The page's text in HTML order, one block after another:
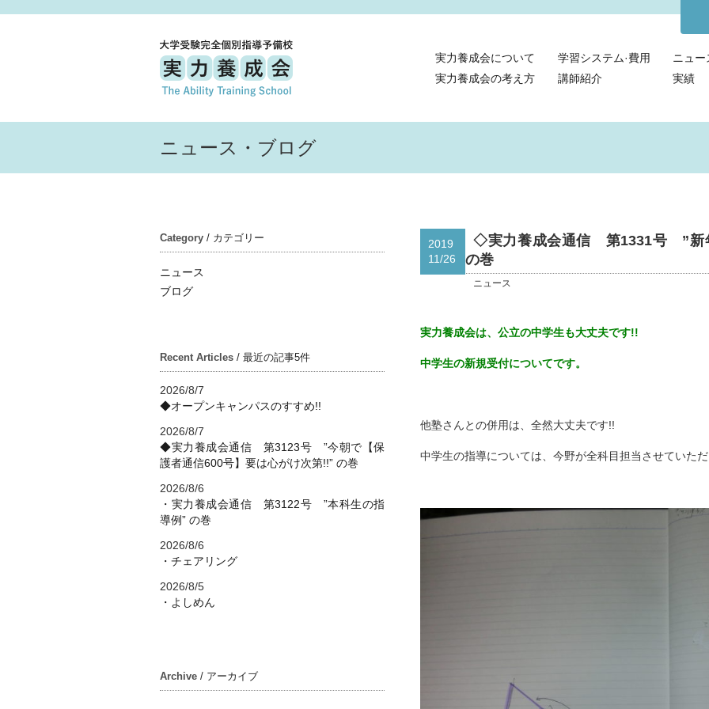
実力養成会について 学習システム·費用
ニュー
実力養成会の考え方
講師紹介 実績
ニュース・ブログ
Category / カテゴリー
ニュース
ブログ
Recent Articles / 最近の記事5件
2026/8/7
◆オープンキャンパスのすすめ!!
2026/8/7
◆実力養成会通信 第3123号 ”今朝で【保
護者通信600号】要は心がけ次第!!” の巻
2026/8/6
・実力養成会通信 第3122号 ”本科生の指
導例” の巻
2026/8/6
・チェアリング
2026/8/5
・よしめん
Archive / アーカイブ
2019
11/26
◇実力養成会通信 第1331号 ”新
の巻
ニュース
実力養成会は、公立の中学生も大丈夫です!!
中学生の新規受付についてです。
他塾さんとの併用は、全然大丈夫です!!
中学生の指導については、今野が全科目担当させていた